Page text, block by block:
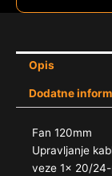
Opis
Dodatne
Fan 120mm
Upravljanje
veze 1x 20/​24-